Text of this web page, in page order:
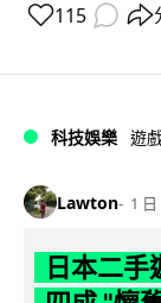
115
科技娛樂 遊
Lawton 1 日
日本二